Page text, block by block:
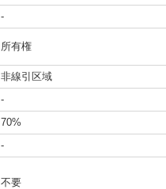
-
所有権
非線引区域
-
70%
-
不要